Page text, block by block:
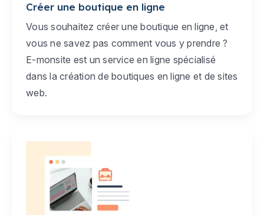
Créer une boutique en ligne
Vous souhaitez créer une boutique en ligne, et
vous ne savez pas comment vous y prendre ?
E-monsite est un service en ligne spécialisé
dans la création de boutiques en ligne et de sites
web.